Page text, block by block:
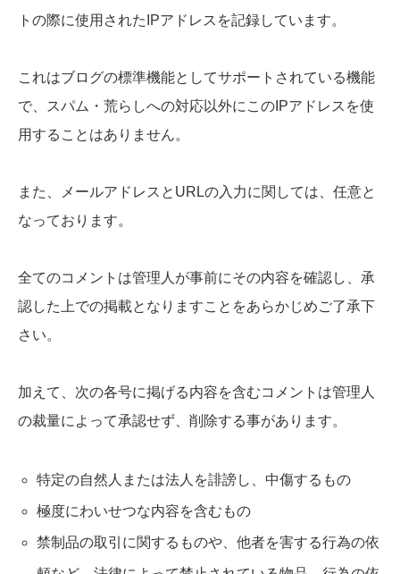
トの際に使用されたIPアドレスを記録しています。
これはブログの標準機能としてサポートされている機能
で、スパム・荒らしへの対応以外にこのIPアドレスを使
用することはありません。
また、メールアドレスとURLの入力に関しては、任意と
なっております。
全てのコメントは管理人が事前にその内容を確認し、承
認した上での掲載となりますことをあらかじめご了承下
さい。
加えて、次の各号に掲げる内容を含むコメントは管理人
の裁量によって承認せず、削除する事があります。
特定の自然人または法人を誹謗し、中傷するもの
極度にわいせつな内容を含むもの
禁制品の取引に関するものや、他者を害する行為の依